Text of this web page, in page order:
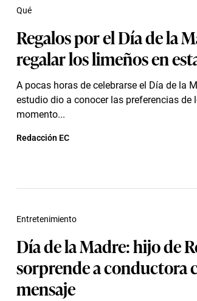
Regalos por el Día de la
regalar los limeños en
A pocas horas de celebrarse el Día de la
estudio dio a conocer las preferencias de
momento...
Qué
Redacción EC
Día de la Madre: hijo de
sorprende a conductora
mensaje
Entretenimiento